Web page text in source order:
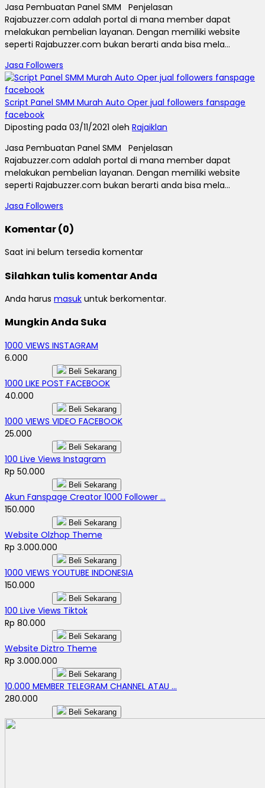
Jasa Pembuatan Panel SMM Penjelasan
Rajabuzzer.com adalah portal di mana member dapat
melakukan pembelian layanan. Dengan memiliki website
seperti Rajabuzzer.com bukan berarti anda bisa mela...
Jasa Followers
Script Panel SMM Murah Auto Oper jual followers fanspage
facebook
Diposting pada 03/11/2021 oleh Rajaiklan
Jasa Pembuatan Panel SMM Penjelasan
Rajabuzzer.com adalah portal di mana member dapat
melakukan pembelian layanan. Dengan memiliki website
seperti Rajabuzzer.com bukan berarti anda bisa mela...
Jasa Followers
Komentar (0)
Saat ini belum tersedia komentar
Silahkan tulis komentar Anda
Anda harus masuk untuk berkomentar.
Mungkin Anda Suka
1000 VIEWS INSTAGRAM
6.000
Beli Sekarang
1000 LIKE POST FACEBOOK
40.000
Beli Sekarang
1000 VIEWS VIDEO FACEBOOK
25.000
Beli Sekarang
100 Live Views Instagram
Rp 50.000
Beli Sekarang
Akun Fanspage Creator 1000 Follower ...
150.000
Beli Sekarang
Website Olzhop Theme
Rp 3.000.000
Beli Sekarang
1000 VIEWS YOUTUBE INDONESIA
150.000
Beli Sekarang
100 Live Views Tiktok
Rp 80.000
Beli Sekarang
Website Diztro Theme
Rp 3.000.000
Beli Sekarang
10.000 MEMBER TELEGRAM CHANNEL ATAU ...
280.000
Beli Sekarang